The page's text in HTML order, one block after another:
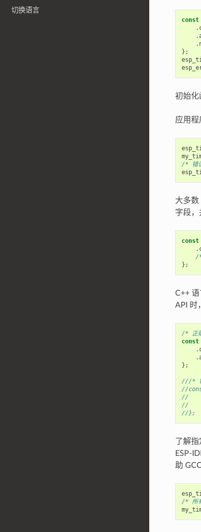
切换语言
const
.
.
.
};
初始化
应用
/* 错
大多数
字段，
const
.
/
};
C++
API 时
/* 正
const
.
.
};
///*
//
//
//
//};
了解
ESP-
助
/* 所